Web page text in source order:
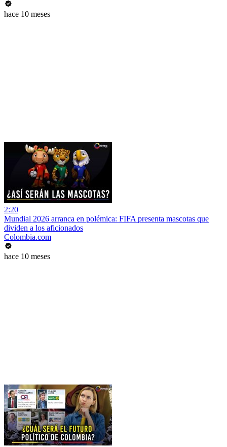
hace 10 meses
2:20
Mundial 2026 arranca en polémica: FIFA presenta mascotas que
dividen a los aficionados
Colombia.com
hace 10 meses